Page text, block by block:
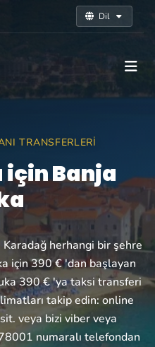
Dil
TRANSFERLERI
için Banja
herhangi bir şehre
için 390 € 'dan başlayan
390 € 'ya taksi transferi
takip edin: online
veya bizi viber veya
numaralı telefondan